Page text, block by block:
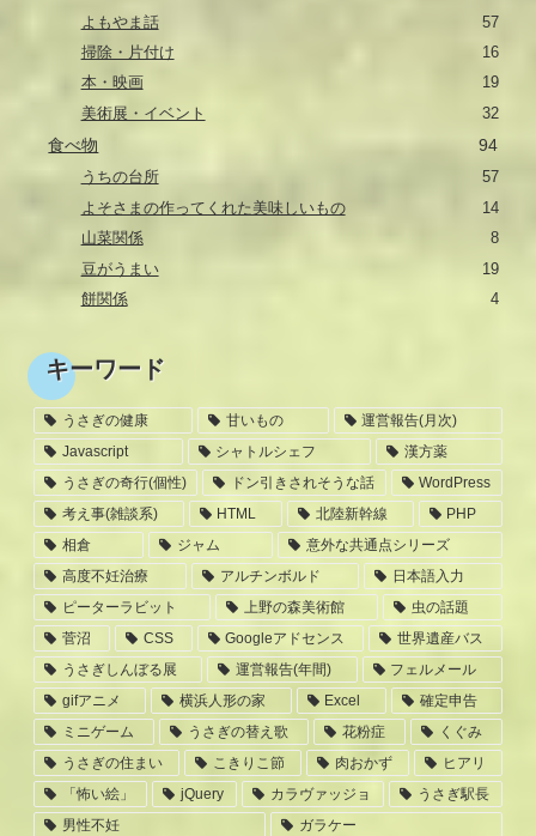
よもやま話
57
掃除・片付け
16
本・映画
19
美術展・イベント
32
食べ物 94
うちの台所
57
よそさまの作ってくれた美味しいもの
14
山菜関係
8
豆がうまい
19
餅関係
4
キーワード
うさぎの健康 甘いもの
運営報告(月次)
Javascript
シャトルシェフ
漢方薬
うさぎの奇行(個性)
ドン引きされそうな話
WordPress
考え事(雑談系)
HTML 北陸新幹線
PHP
相倉
ジャム
意外な共通点シリーズ
高度不妊治療
アルチンボルド
日本語入力
ピーターラビット
上野の森美術館
虫の話題
菅沼
CSS Googleアドセンス
世界遺産バス
うさぎしんぼる展
運営報告(年間)
フェルメール
gifアニメ
横浜人形の家 Excel
確定申告
ミニゲーム
うさぎの替え歌 花粉症
くぐみ
うさぎの住まい
こきりこ節 肉おかず
ヒアリ
「怖い絵」
jQuery カラヴァッジョ
うさぎ駅長
男性不妊
ガラケー